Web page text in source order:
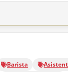
Barista